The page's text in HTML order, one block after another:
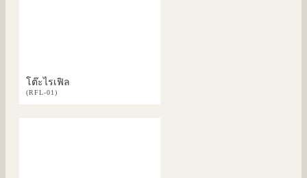
โต๊ะไรเฟิล
(RFL-01)